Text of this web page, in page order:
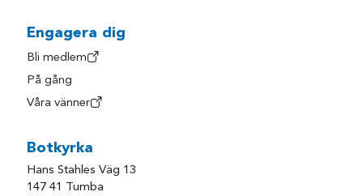
Engagera dig
Bli medlem
På gång
Våra vänner
Botkyrka
Hans Stahles Väg 13
147 41 Tumba